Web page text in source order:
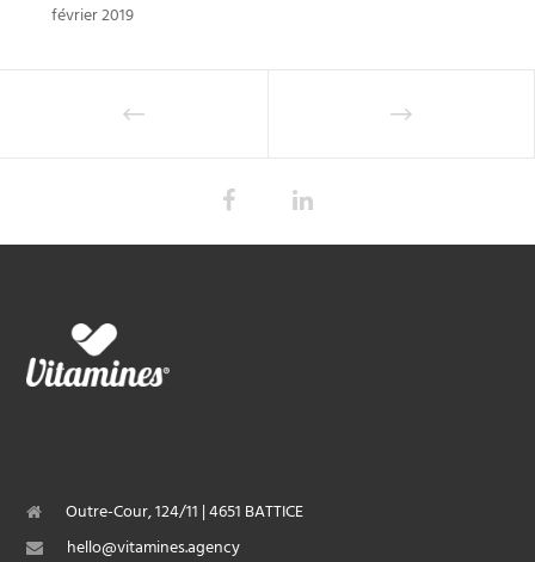
février 2019
Outre-Cour, 124/11 | 4651 BATTICE
hello@vitamines.agency